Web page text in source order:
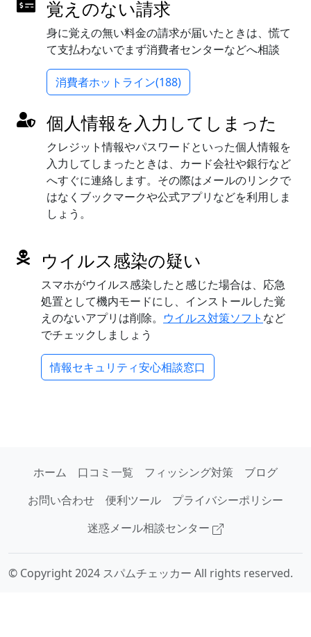
覚えのない請求
身に覚えの無い料金の請求が届いたときは、慌て
て支払わないでまず消費者センターなどへ相談
消費者ホットライン(188)
個人情報を入力してしまった
クレジット情報やパスワードといった個人情報を
入力してしまったときは、カード会社や銀行など
へすぐに連絡します。その際はメールのリンクで
はなくブックマークや公式アプリなどを利用しま
しょう。
ウイルス感染の疑い
スマホがウイルス感染したと感じた場合は、応急
処置として機内モードにし、インストールした覚
えのないアプリは削除。 ウイルス対策ソフト など
でチェックしましょう
情報セキュリティ安心相談窓口
ホーム 口コミ一覧 フィッシング対策
ブログ
お問い合わせ
便利ツール
プライバシーポリシー
迷惑メール相談センター
© Copyright 2024 スパムチェッカー All rights reserved.